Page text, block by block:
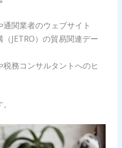
関業者のウェブサイト
JETRO）の貿易関連デー
務コンサルタントへのヒ